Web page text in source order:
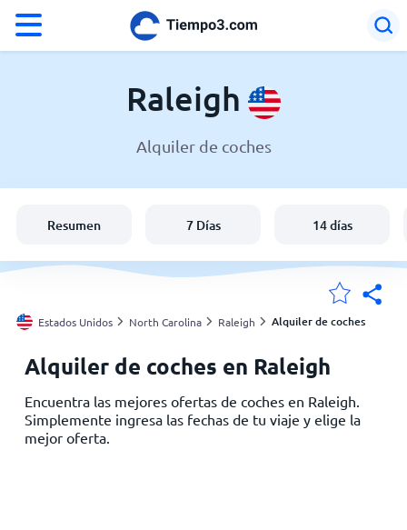
España
Argentina
Mis ubicaciones
Inicio
Raleigh
Alquiler de coches
Resumen 7 Días 14 días
Estados Unidos North Carolina Raleigh Alquiler de coches
Alquiler de coches en Raleigh
Encuentra las mejores ofertas de coches en Raleigh.
Simplemente ingresa las fechas de tu viaje y elige la
mejor oferta.